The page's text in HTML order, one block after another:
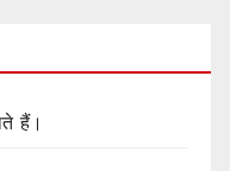
हैं।